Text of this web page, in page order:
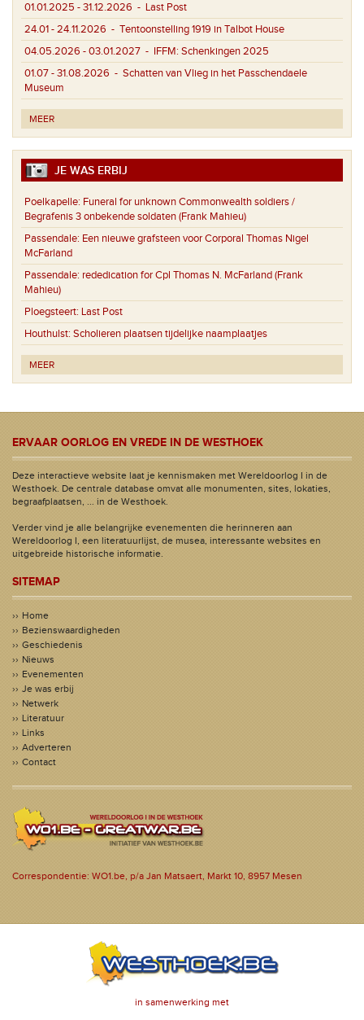
01.01.2025 - 31.12.2026 - Last Post
24.01 - 24.11.2026 - Tentoonstelling 1919 in Talbot House
04.05.2026 - 03.01.2027 - IFFM: Schenkingen 2025
01.07 - 31.08.2026 - Schatten van Vlieg in het Passchendaele
Museum
MEER
JE WAS ERBIJ
Poelkapelle: Funeral for unknown Commonwealth soldiers /
Begrafenis 3 onbekende soldaten (Frank Mahieu)
Passendale: Een nieuwe grafsteen voor Corporal Thomas Nigel
McFarland
Passendale: rededication for Cpl Thomas N. McFarland (Frank
Mahieu)
Ploegsteert: Last Post
Houthulst: Scholieren plaatsen tijdelijke naamplaatjes
MEER
ERVAAR OORLOG EN VREDE IN DE WESTHOEK
Deze interactieve website laat je kennismaken met Wereldoorlog I in de
Westhoek. De centrale database omvat alle monumenten, sites, lokaties,
begraafplaatsen, ... in de Westhoek.
Verder vind je alle belangrijke evenementen die herinneren aan
Wereldoorlog I, een literatuurlijst, de musea, interessante websites en
uitgebreide historische informatie.
SITEMAP
Home
Bezienswaardigheden
Geschiedenis
Nieuws
Evenementen
Je was erbij
Netwerk
Literatuur
Links
Adverteren
Contact
Correspondentie: WO1.be, p/a Jan Matsaert, Markt 10, 8957 Mesen
in samenwerking met